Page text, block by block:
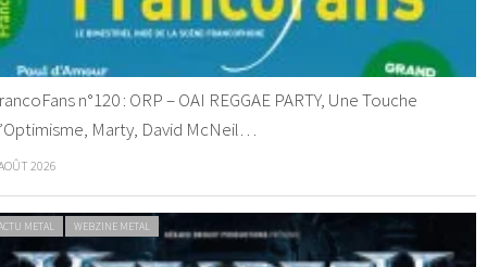
n°120 : ORP – OAI REGGAE PARTY, Une Touche
Marty, David McNeil…
2026
METAL WEBZINE METAL